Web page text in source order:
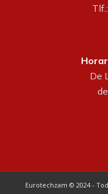
De
Eurotechzam © 2024 -